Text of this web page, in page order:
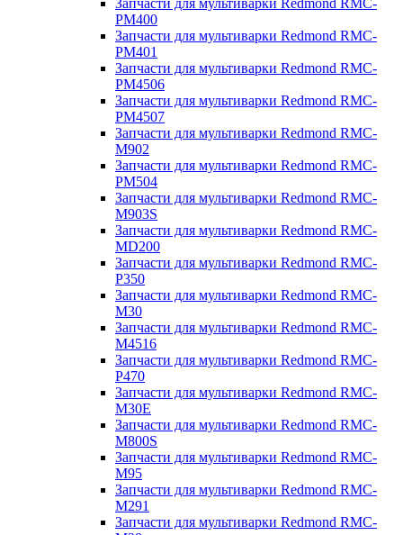
Запчасти для мультиварки Redmond RMC-
PM400
Запчасти для мультиварки Redmond RMC-
PM401
Запчасти для мультиварки Redmond RMC-
PM4506
Запчасти для мультиварки Redmond RMC-
PM4507
Запчасти для мультиварки Redmond RMC-
M902
Запчасти для мультиварки Redmond RMC-
PM504
Запчасти для мультиварки Redmond RMC-
M903S
Запчасти для мультиварки Redmond RMC-
MD200
Запчасти для мультиварки Redmond RMC-
P350
Запчасти для мультиварки Redmond RMC-
M30
Запчасти для мультиварки Redmond RMC-
M4516
Запчасти для мультиварки Redmond RMC-
P470
Запчасти для мультиварки Redmond RMC-
M30E
Запчасти для мультиварки Redmond RMC-
M800S
Запчасти для мультиварки Redmond RMC-
M95
Запчасти для мультиварки Redmond RMC-
M291
Запчасти для мультиварки Redmond RMC-